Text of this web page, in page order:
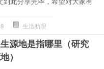
生活助理
源地是指哪里（研究
）